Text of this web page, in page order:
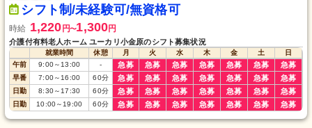
シフト制/未経験可/無資格可
時給 1,220 円〜1,300円
介護付有料老人ホーム ユーカリ小金原のシフト募集状況
就業時間 休憩 月 火 水 木 金 土
日
午前
9:00～13:00 - 急募 急募 急募 急募 急募 急募 急募
早番 7:00～16:00 60分 急募 急募 急募 急募 急募 急募 急募
日勤 8:30～17:30 60分 急募 急募 急募 急募 急募 急募 急募
日勤 10:00～19:00 60分 急募 急募 急募 急募 急募 急募 急募